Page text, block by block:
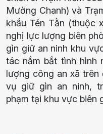
Mường Chanh) và
khẩu Tén Tằn (thuộc
nghị lực lượng biên
gìn giữ an ninh khu
tác nắm bắt tình hình
lượng công an xã trên
vụ giữ gìn an ninh,
phạm tại khu vực biên